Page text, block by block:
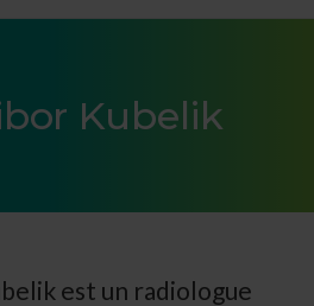
Kubelik
est un radiologue